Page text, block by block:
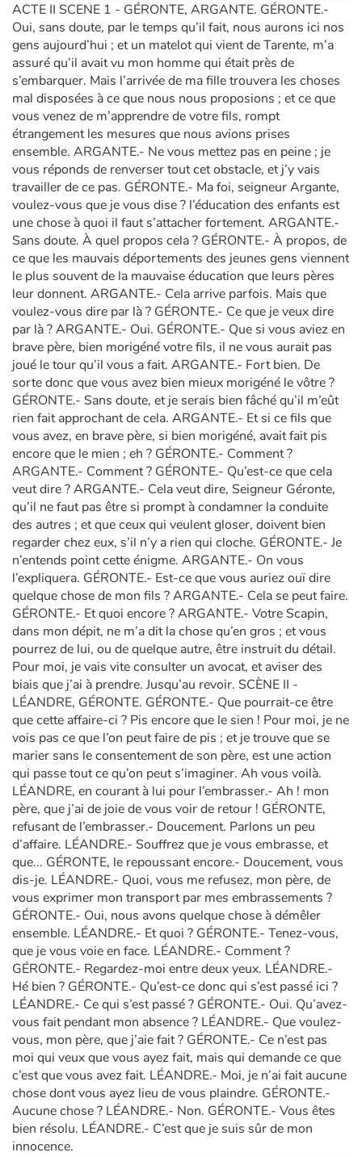
ACTE II SCENE 1 - GÉRONTE, ARGANTE. GÉRONTE.-
Oui, sans doute, par le temps qu’il fait, nous aurons ici nos
gens aujourd’hui ; et un matelot qui vient de Tarente, m’a
assuré qu’il avait vu mon homme qui était près de
s’embarquer. Mais l’arrivée de ma fille trouvera les choses
mal disposées à ce que nous nous proposions ; et ce que
vous venez de m’apprendre de votre fils, rompt
étrangement les mesures que nous avions prises
ensemble. ARGANTE.- Ne vous mettez pas en peine ; je
vous réponds de renverser tout cet obstacle, et j’y vais
travailler de ce pas. GÉRONTE.- Ma foi, seigneur Argante,
voulez-vous que je vous dise ? l’éducation des enfants est
une chose à quoi il faut s’attacher fortement. ARGANTE.-
Sans doute. À quel propos cela ? GÉRONTE.- À propos, de
ce que les mauvais déportements des jeunes gens viennent
le plus souvent de la mauvaise éducation que leurs pères
leur donnent. ARGANTE.- Cela arrive parfois. Mais que
voulez-vous dire par là ? GÉRONTE.- Ce que je veux dire
par là ? ARGANTE.- Oui. GÉRONTE.- Que si vous aviez en
brave père, bien morigéné votre fils, il ne vous aurait pas
joué le tour qu’il vous a fait. ARGANTE.- Fort bien. De
sorte donc que vous avez bien mieux morigéné le vôtre ?
GÉRONTE.- Sans doute, et je serais bien fâché qu’il m’eût
rien fait approchant de cela. ARGANTE.- Et si ce fils que
vous avez, en brave père, si bien morigéné, avait fait pis
encore que le mien ; eh ? GÉRONTE.- Comment ?
ARGANTE.- Comment ? GÉRONTE.- Qu’est-ce que cela
veut dire ? ARGANTE.- Cela veut dire, Seigneur Géronte,
qu’il ne faut pas être si prompt à condamner la conduite
des autres ; et que ceux qui veulent gloser, doivent bien
regarder chez eux, s’il n’y a rien qui cloche. GÉRONTE.- Je
n’entends point cette énigme. ARGANTE.- On vous
l’expliquera. GÉRONTE.- Est-ce que vous auriez ouï dire
quelque chose de mon fils ? ARGANTE.- Cela se peut faire.
GÉRONTE.- Et quoi encore ? ARGANTE.- Votre Scapin,
dans mon dépit, ne m’a dit la chose qu’en gros ; et vous
pourrez de lui, ou de quelque autre, être instruit du détail.
Pour moi, je vais vite consulter un avocat, et aviser des
biais que j’ai à prendre. Jusqu’au revoir. SCÈNE II -
LÉANDRE, GÉRONTE. GÉRONTE.- Que pourrait-ce être
que cette affaire-ci ? Pis encore que le sien ! Pour moi, je ne
vois pas ce que l’on peut faire de pis ; et je trouve que se
marier sans le consentement de son père, est une action
qui passe tout ce qu’on peut s’imaginer. Ah vous voilà.
LÉANDRE, en courant à lui pour l’embrasser.- Ah ! mon
père, que j’ai de joie de vous voir de retour ! GÉRONTE,
refusant de l’embrasser.- Doucement. Parlons un peu
d’affaire. LÉANDRE.- Souffrez que je vous embrasse, et
que... GÉRONTE, le repoussant encore.- Doucement, vous
dis-je. LÉANDRE.- Quoi, vous me refusez, mon père, de
vous exprimer mon transport par mes embrassements ?
GÉRONTE.- Oui, nous avons quelque chose à démêler
ensemble. LÉANDRE.- Et quoi ? GÉRONTE.- Tenez-vous,
que je vous voie en face. LÉANDRE.- Comment ?
GÉRONTE.- Regardez-moi entre deux yeux. LÉANDRE.-
Hé bien ? GÉRONTE.- Qu’est-ce donc qui s’est passé ici ?
LÉANDRE.- Ce qui s’est passé ? GÉRONTE.- Oui. Qu’avez-
vous fait pendant mon absence ? LÉANDRE.- Que voulez-
vous, mon père, que j’aie fait ? GÉRONTE.- Ce n’est pas
moi qui veux que vous ayez fait, mais qui demande ce que
c’est que vous avez fait. LÉANDRE.- Moi, je n’ai fait aucune
chose dont vous ayez lieu de vous plaindre. GÉRONTE.-
Aucune chose ? LÉANDRE.- Non. GÉRONTE.- Vous êtes
bien résolu. LÉANDRE.- C’est que je suis sûr de mon
innocence.